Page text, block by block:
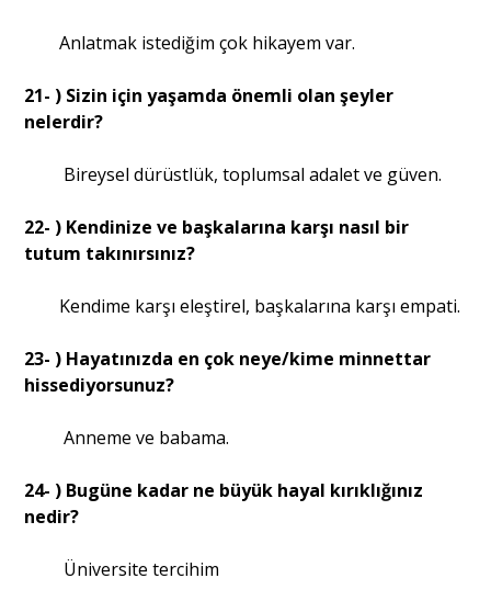
Anlatmak istediğim çok hikayem var.
21- ) Sizin için yaşamda önemli olan şeyler
nelerdir?
Bireysel dürüstlük, toplumsal adalet ve güven.
22- ) Kendinize ve başkalarına karşı nasıl bir
tutum takınırsınız?
Kendime karşı eleştirel, başkalarına karşı empati.
23- ) Hayatınızda en çok neye/kime minnettar
hissediyorsunuz?
Anneme ve babama.
24- ) Bugüne kadar ne büyük hayal kırıklığınız
nedir?
Üniversite tercihim